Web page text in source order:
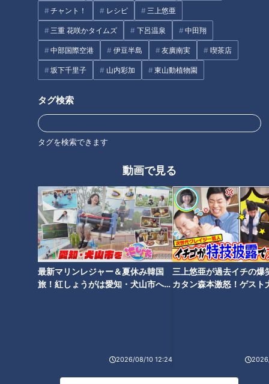
チャント！ レシピ 三上悠亜
三重 花咲かタイムズ 下呂温泉 中田翔
中部国際空港 伊豆半島 友廣南実 喫茶店
坂下千里子 山内彩加 東山動植物園
タグ検索
タグを検索できます
動画で見る
最新マリンレジャー＆夏休み韓国
旅！紅しょうがは愛知・犬山市へ
2026/08/10 12:24
三上悠亜が過去イチの爆
カタン森本激怒！ゲスト
番組紹介
チャント！
くらしニュース
身近な生活情報から芸能、どこよりも詳しい天気情報などなど、東
後3:49～5:50放送（金曜は午後4:50～5:50放送）。
ホームページ
最新話の見逃し配信はこちら